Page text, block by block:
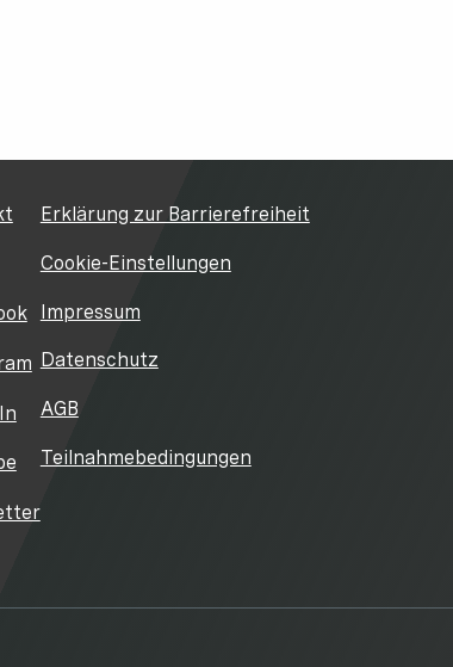
Erklärung zur Barrierefreiheit
Cookie-Einstellungen
Impressum
Datenschutz
AGB
Teilnahmebedingungen